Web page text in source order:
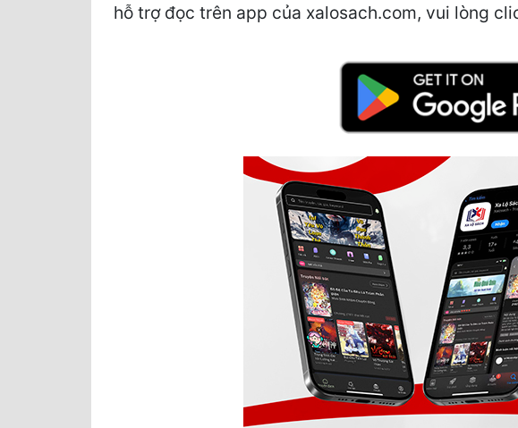
hỗ trợ đọc trên app của xalosach.com, vui lòng